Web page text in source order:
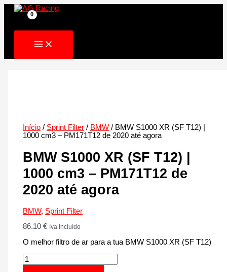
Skip
Início / Sprint Filter / BMW / BMW S1000 XR (SF T12) |
1000 cm3 – PM171T12 de 2020 até agora
BMW S1000 XR (SF T12) |
1000 cm3 – PM171T12 de
2020 até agora
BMW, Sprint Filter
86.10€ Iva Incluído
O melhor filtro de ar para a tua BMW S1000 XR (SF T12)
Quantidade
de